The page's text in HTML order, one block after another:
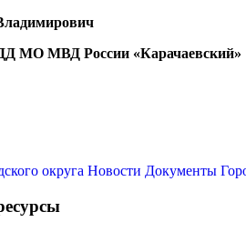
МО МВД России «Карачаевский»
округа Новости Документы